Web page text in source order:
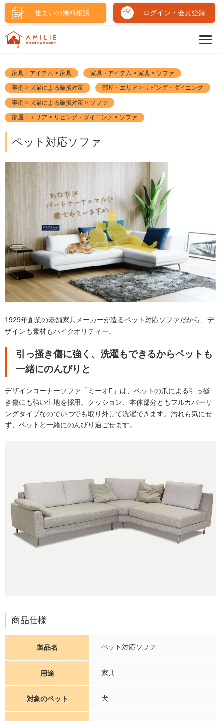
住まいの無料相談 ログイン・会員登録
家具・アイテム > 家具 家具・アイテム > 家具 > ソファ
事例 > 犬猫による破損対策 部屋・エリア > リビング・ダイニング
事例 > 犬猫による破損対策 > ソファ
部屋・エリア > リビング・ダイニング > ソファ
ペット対応ソファ
1929年創業の老舗家具メーカーが造るペット対応ソファだから、デ
ザインも素材もハイクオリティー。
引っ掻き傷に強く、洗濯もできるからペットも
一緒にのんびりと
デザインコーナーソファ「ミーオF」は、ペットの爪による引っ掻
き傷にも強い生地を採用。クッション、本体部分ともフルカバーリ
ングタイプなのでいつでも取り外して洗濯できます。汚れも気にせ
ず、ペットと一緒にのんびり過ごせます。
商品仕様
製品名 ペット対応ソファ
用途 家具
対象のペット 犬